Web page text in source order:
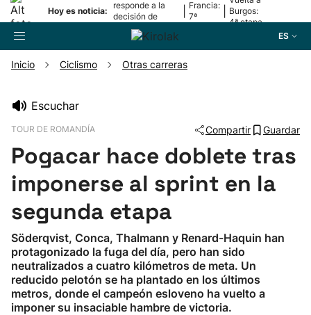
Hoy es noticia:
responde a la
decisión de
Oriamendi
Francia:
7ª
Burgos:
4ª etapa
ES
Pelota
Remo
Baloncesto
Ciclismo
Inicio Ciclismo Otras carreras
Escuchar
TOUR DE ROMANDÍA Compartir Guardar
Pogacar hace doblete tras
imponerse al sprint en la
segunda etapa
Söderqvist, Conca, Thalmann y Renard-Haquin han
protagonizado la fuga del día, pero han sido
neutralizados a cuatro kilómetros de meta. Un
reducido pelotón se ha plantado en los últimos
metros, donde el campeón esloveno ha vuelto a
imponer su insaciable hambre de victoria.